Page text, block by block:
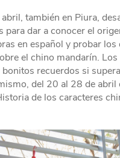
también en Piura,
para dar a conocer el
en español y probar
el chino mandarín.
recuerdos si
del 20 al 28 de abril
de los caracteres